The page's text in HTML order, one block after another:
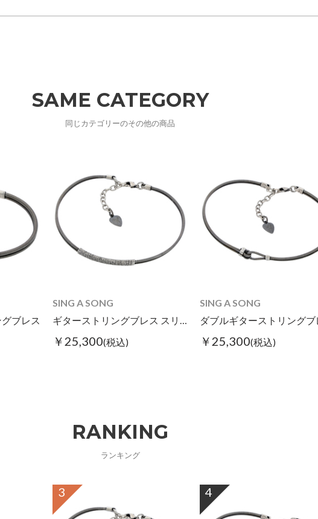
SAME CATEGORY
同じカテゴリーのその他の商品
ブレス
SING A SONG
ギターストリングブレス スリム
￥25,300(税込)
SING A SONG
￥25,300(税込)
RANKING
ランキング
3 4